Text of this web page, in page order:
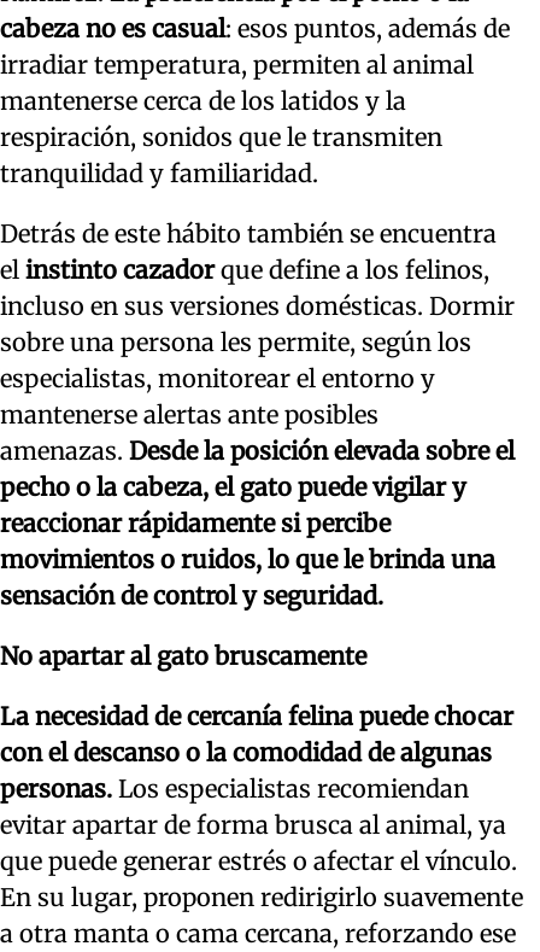
cabeza no es casual: esos puntos, además de
irradiar temperatura, permiten al animal
mantenerse cerca de los latidos y la
respiración, sonidos que le transmiten
tranquilidad y familiaridad.
Detrás de este hábito también se encuentra
el instinto cazadorque define a los felinos,
incluso en sus versiones domésticas. Dormir
sobre una persona les permite, según los
especialistas, monitorear el entorno y
mantenerse alertas ante posibles
amenazas. Desde la posición elevada sobre el
pecho o la cabeza, el gato puede vigilar y
reaccionar rápidamente si percibe
movimientos o ruidos, lo que le brinda una
sensación de control y seguridad.
No apartar al gato bruscamente
La necesidad de cercanía felina puede chocar
con el descanso o la comodidad de algunas
personas. Los especialistas recomiendan
evitar apartar de forma brusca al animal, ya
que puede generar estrés o afectar el vínculo.
En su lugar, proponen redirigirlo suavemente
a otra manta o cama cercana, reforzando ese